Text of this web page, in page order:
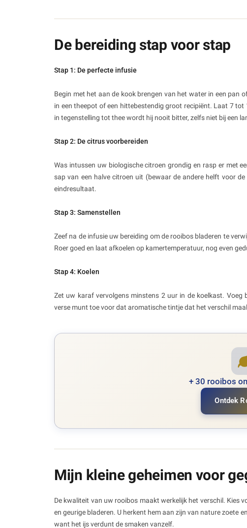
De bereiding stap voor stap
Stap 1: De perfecte infusie
Begin met het aan de kook brengen van het water in een pan
in een theepot of een hittebestendig groot recipiënt. Laat 7
in tegenstelling tot thee wordt hij nooit bitter, zelfs niet bij een
Stap 2: De citrus voorbereiden
Was intussen uw biologische citroen grondig en rasp er met
sap van een halve citroen uit (bewaar de andere helft voor
eindresultaat.
Stap 3: Samenstellen
Zeef na de infusie uw bereiding om de rooibos bladeren te
Roer goed en laat afkoelen op kamertemperatuur, nog even
Stap 4: Koelen
Zet uw karaf vervolgens minstens 2 uur in de koelkast. Voeg
verse munt toe voor dat aromatische tintje dat het verschil
+ 30 rooibos
Ontdek
Mijn kleine geheimen voor
De kwaliteit van uw rooibos maakt werkelijk het verschil. Kies
en geurige bladeren. U herkent hem aan zijn van nature zoete
want het ijs verdunt de smaken vanzelf.